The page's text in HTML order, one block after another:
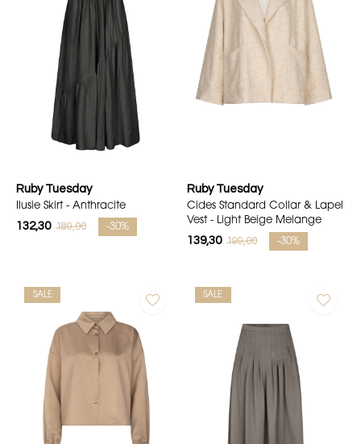
Ruby Tuesday
Ilusie Skirt - Anthracite
132,30 189,00 -30%
Ruby Tuesday
Cides Standard Collar & Lapel
Vest - Light Beige Melange
139,30 199,00 -30%
SALE SALE